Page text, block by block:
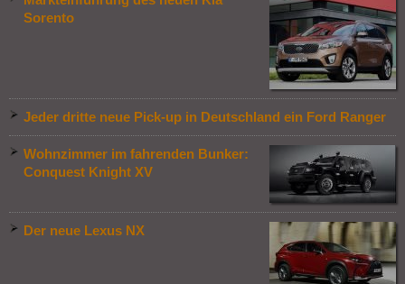
Sorento
Jeder dritte neue Pick-up in Deutschland ein Ford Ranger
Wohnzimmer im fahrenden Bunker:
Conquest Knight XV
Der neue Lexus NX